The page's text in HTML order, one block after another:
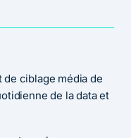
ciblage média de
de la data et